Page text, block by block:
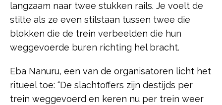
langzaam naar twee stukken rails. Je voelt de
stilte als ze even stilstaan tussen twee die
blokken die de trein verbeelden die hun
weggevoerde buren richting hel bracht.
Eba Nanuru, een van de organisatoren licht het
ritueel toe: “De slachtoffers zijn destijds per
trein weggevoerd en keren nu per trein weer